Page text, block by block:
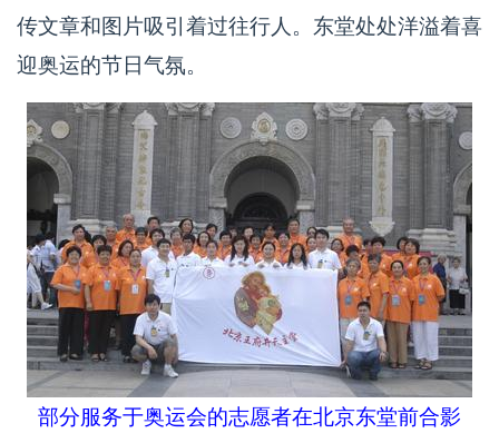
传文章和图片吸引着过往行人。东堂处处洋溢着喜
迎奥运的节日气氛。
部分服务于奥运会的志愿者在北京东堂前合影